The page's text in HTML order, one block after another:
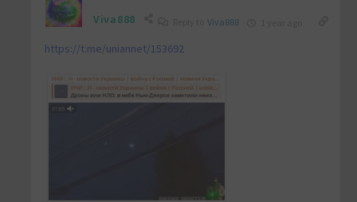
Viva888 Viva888
https://t.me/uniannet/153692